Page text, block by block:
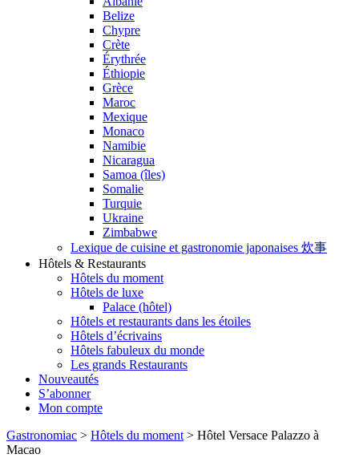
Belize
Chypre
Crète
Érythrée
Éthiopie
Grèce
Maroc
Mexique
Monaco
Namibie
Nicaragua
Samoa (îles)
Somalie
Turquie
Ukraine
Zimbabwe
Lexique de cuisine et gastronomie japonaises 炊事
Hôtels & Restaurants
Hôtels du moment
Hôtels de luxe
Palace (hôtel)
Hôtels et restaurants dans les étoiles
Hôtels d’écrivains
Hôtels fabuleux du monde
Les grands Restaurants
Nouveautés
S’abonner
Mon compte
Gastronomiac > Hôtels du moment > Hôtel Versace Palazzo à
Macao